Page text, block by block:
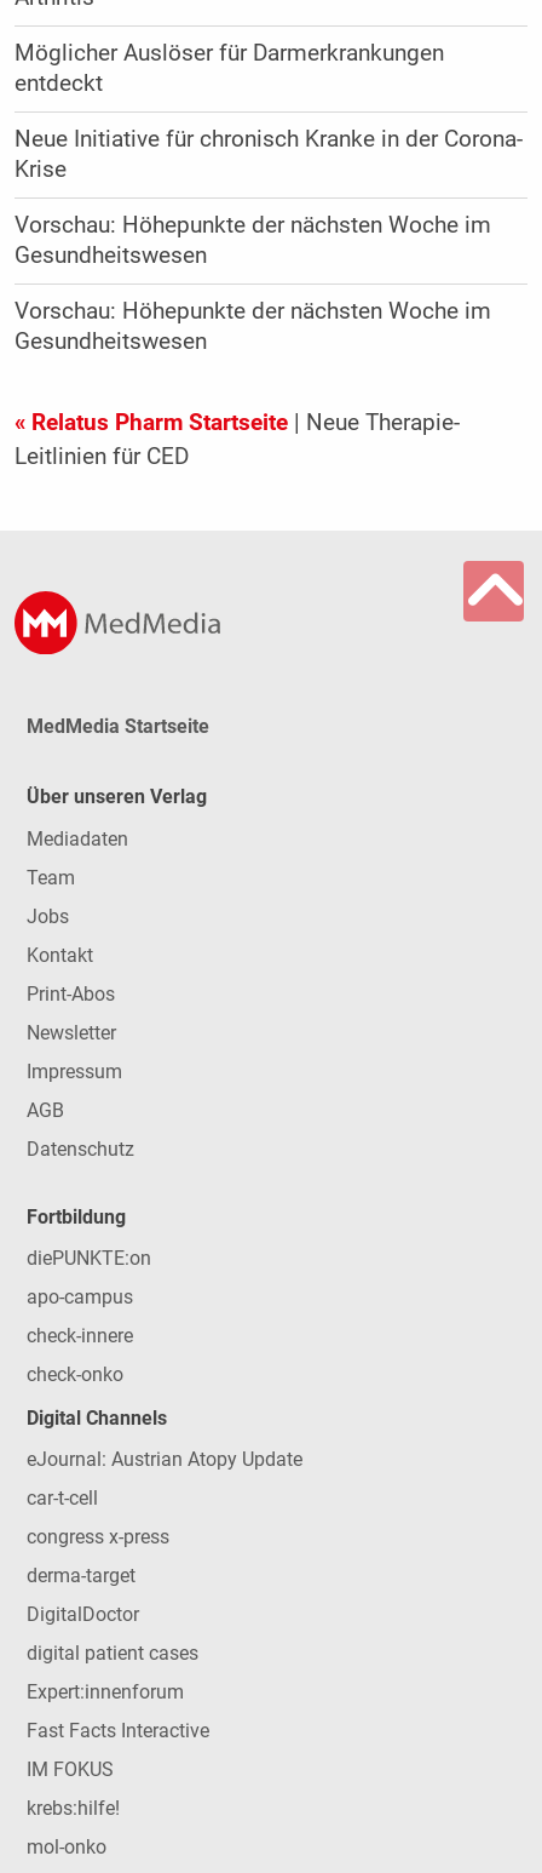
Möglicher Auslöser für Darmerkrankungen
entdeckt
Neue Initiative für chronisch Kranke in der Corona-
Krise
Vorschau: Höhepunkte der nächsten Woche im
Gesundheitswesen
Vorschau: Höhepunkte der nächsten Woche im
Gesundheitswesen
« Relatus Pharm Startseite| Neue Therapie-
Leitlinien für CED
MedMedia Startseite
Über unseren Verlag
Mediadaten
Team
Jobs
Kontakt
Print-Abos
Newsletter
Impressum
AGB
Datenschutz
Fortbildung
diePUNKTE:on
apo-campus
check-innere
check-onko
Digital Channels
eJournal: Austrian Atopy Update
car-t-cell
congress x-press
derma-target
DigitalDoctor
digital patient cases
Expert:innenforum
Fast Facts Interactive
IM FOKUS
krebs:hilfe!
mol-onko